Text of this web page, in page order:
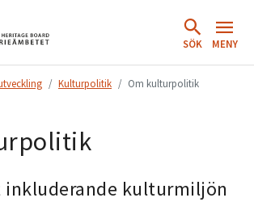
SÖK MENY
Kulturpolitik Om kulturpolitik
kulturmiljön